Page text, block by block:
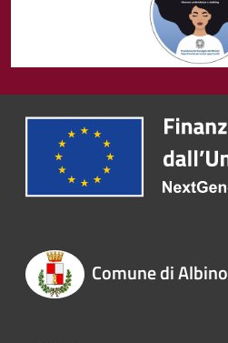
Comune di Albino